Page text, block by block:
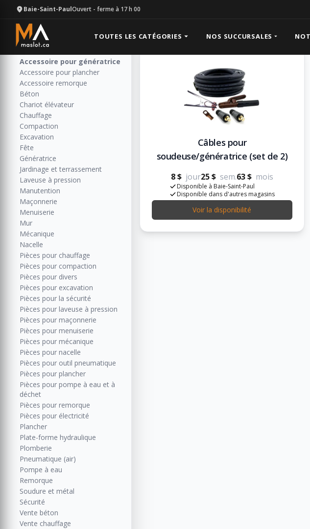
Baie-Saint-PaulOuvert - ferme à 17 h 00
TOUTES LES CATÉGORIES NOS SUCCURSALES
Catégories
Toutes les catégories
Accessoire pour génératrice
Accessoire pour plancher
Accessoire remorque
Béton
Chariot élévateur
Chauffage
Compaction
Excavation
Fête
Génératrice
Jardinage et terrassement
Laveuse à pression
Manutention
Maçonnerie
Menuiserie
Mur
Mécanique
Nacelle
Pièces pour chauffage
Pièces pour compaction
Pièces pour divers
Pièces pour excavation
Pièces pour la sécurité
Pièces pour laveuse à pression
Pièces pour maçonnerie
Pièces pour menuiserie
Pièces pour mécanique
Pièces pour nacelle
Pièces pour outil pneumatique
Pièces pour plancher
Pièces pour pompe à eau et à
déchet
Pièces pour remorque
Pièces pour électricité
Plancher
Plate-forme hydraulique
Plomberie
Pneumatique (air)
Pompe à eau
Remorque
Soudure et métal
Sécurité
Vente béton
Vente chauffage
Accessoire pour
Résultats: 1
Câbles pour
soudeuse/génératrice (set de 2)
8 $ jour25 $ sem.63 $ mois
Disponible à Baie-Saint-Paul
Disponible dans d'autres magasins
Voir la disponibilité